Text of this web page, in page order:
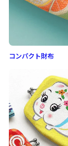
コンパクト財布